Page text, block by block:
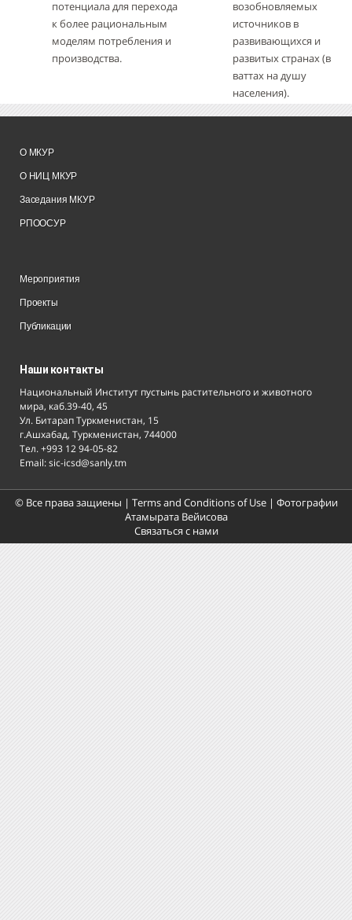
потенциала для перехода
к более рациональным
моделям потребления и
производства.
возобновляемых
источников в
развивающихся и
развитых странах (в
ваттах на душу
населения).
О МКУР
О НИЦ МКУР
Заседания МКУР
РПООСУР
Мероприятия
Проекты
Публикации
Наши контакты
Национальный Институт пустынь растительного и животного
мира, каб.39-40, 45
Ул. Битарап Туркменистан, 15
г.Ашхабад, Туркменистан, 744000
Тел. +993 12 94-05-82
Email: sic-icsd@sanly.tm
© Все права защиены | Terms and Conditions of Use| Фотографии
Атамырата Вейисова
Связаться с нами